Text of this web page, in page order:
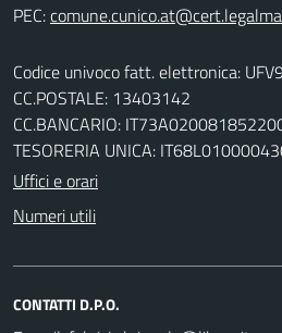
PEC:
Codice univoco fatt. elettronica:
CC.POSTALE: 13403142
CC.BANCARIO:
TESORERIA UNICA:
Uffici e orari
Numeri utili
CONTATTI D.P.O.